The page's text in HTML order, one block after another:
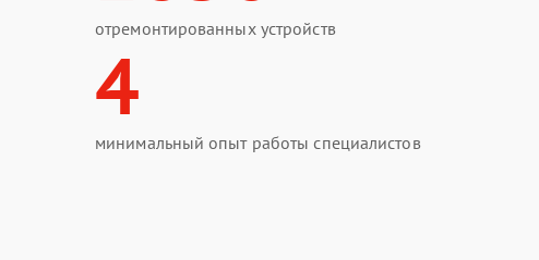
отремонтированных устройств
4
минимальный опыт работы специалистов